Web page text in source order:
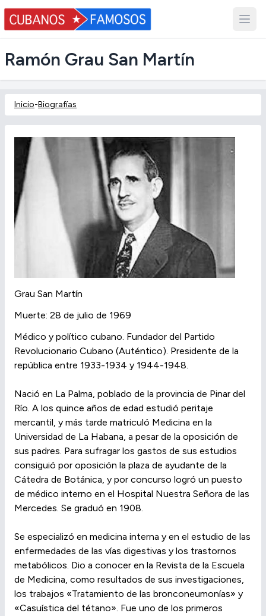
Ramón Grau San Martín
Inicio-Biografías
Grau San Martín
Muerte: 28 de julio de 1969
Médico y político cubano. Fundador del Partido
Revolucionario Cubano (Auténtico). Presidente de la
república entre 1933-1934 y 1944-1948.
Nació en La Palma, poblado de la provincia de Pinar del
Río. A los quince años de edad estudió peritaje
mercantil, y más tarde matriculó Medicina en la
Universidad de La Habana, a pesar de la oposición de
sus padres. Para sufragar los gastos de sus estudios
consiguió por oposición la plaza de ayudante de la
Cátedra de Botánica, y por concurso logró un puesto
de médico interno en el Hospital Nuestra Señora de las
Mercedes. Se graduó en 1908.
Se especializó en medicina interna y en el estudio de las
enfermedades de las vías digestivas y los trastornos
metabólicos. Dio a conocer en la Revista de la Escuela
de Medicina, como resultados de sus investigaciones,
los trabajos «Tratamiento de las bronconeumonías» y
«Casuística del tétano». Fue uno de los primeros